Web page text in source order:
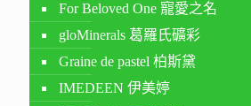
For Beloved One 寵愛之名
gloMinerals 葛羅氏礦彩
Graine de pastel 柏斯黛
IMEDEEN 伊美婷